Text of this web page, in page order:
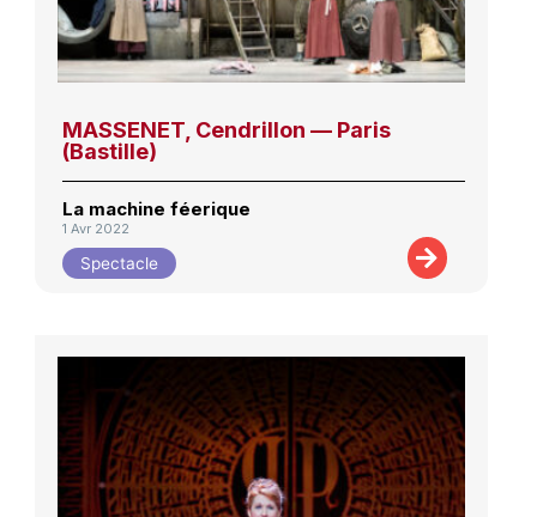
MASSENET, Cendrillon — Paris
(Bastille)
La machine féerique
1 Avr 2022
Spectacle